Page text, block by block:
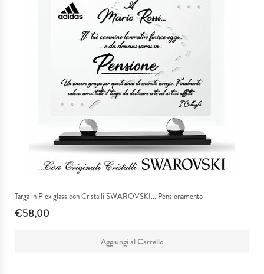
Targa in Plexiglass con Cristalli SWAROVSKI....Pensionamento
€58,00
Aggiungi al Carrello